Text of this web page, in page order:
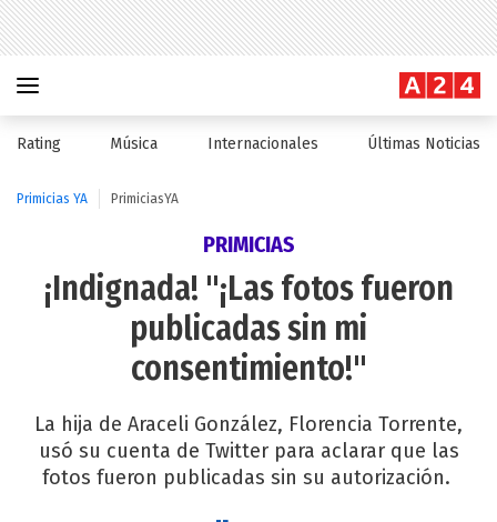
Rating Música Internacionales Últimas Noticias
Primicias YA PrimiciasYA
PRIMICIAS
¡Indignada! "¡Las fotos fueron
publicadas sin mi
consentimiento!"
La hija de Araceli González, Florencia Torrente,
usó su cuenta de Twitter para aclarar que las
fotos fueron publicadas sin su autorización.